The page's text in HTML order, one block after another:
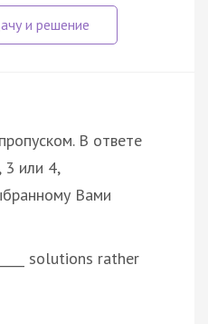
В ответе
3 или 4,
Вами
solutions rather